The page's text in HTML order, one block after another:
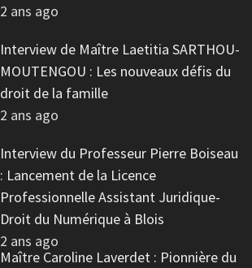
2 ans ago
Interview de Maître Laetitia SARTHOU-
MOUTENGOU : Les nouveaux défis du
droit de la famille
2 ans ago
Interview du Professeur Pierre Boiseau
: Lancement de la Licence
Professionnelle Assistant Juridique-
Droit du Numérique à Blois
2 ans ago
Maître Caroline Laverdet : Pionnière du